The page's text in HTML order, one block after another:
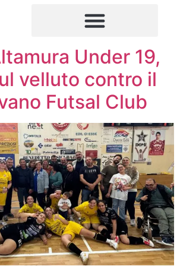
Under 19,
velluto contro il
Futsal Club